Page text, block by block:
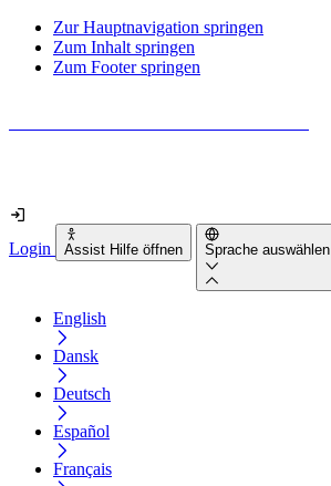
Zur Hauptnavigation springen
Zum Inhalt springen
Zum Footer springen
Login Assist Hilfe öffnen Sprache auswählen
English
Dansk
Deutsch
Español
Français